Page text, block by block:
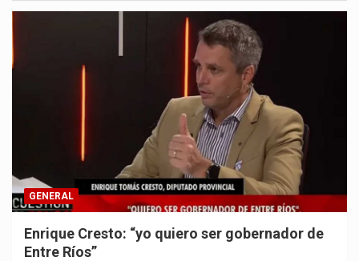
GENERAL
Enrique Cresto: “yo quiero ser gobernador de
Entre Ríos”